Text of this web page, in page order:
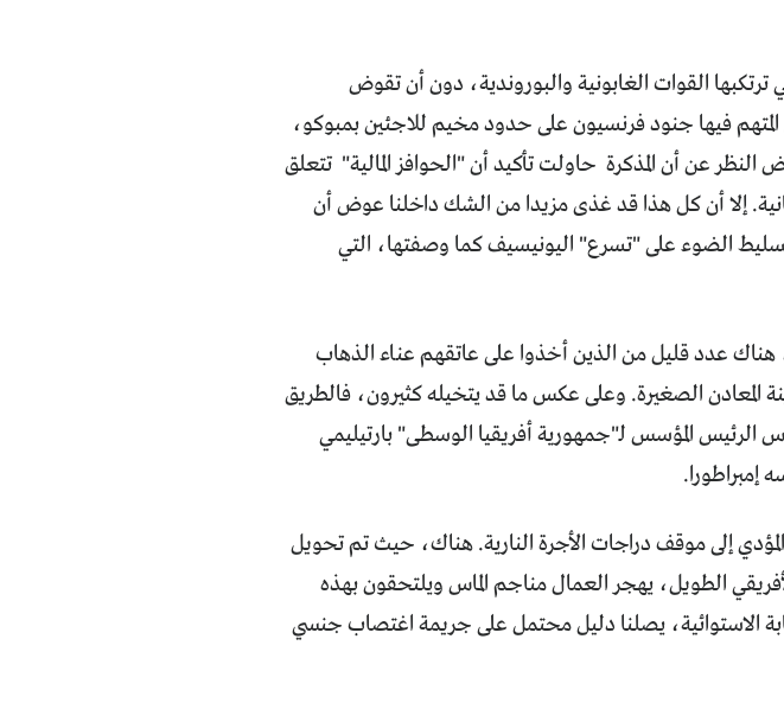
القوات الغابونية والبوروندية، دون أن تقوض
فيها جنود فرنسيون على حدود مخيم للاجئين بمبوكو،
النظر عن أن المذكرة حاولت تأكيد أن "الحوافز المالية" تتعلق
إلا أن كل هذا قد غذى مزيدا من الشك داخلنا عوض أن
الضوء على "تسرع" اليونيسيف كما وصفتها، التي
عدد قليل من الذين أخذوا على عاتقهم عناء الذهاب
عن بانغي، مدينة المعادن الصغيرة. وعلى عكس ما قد يتخيله كثيرون، فالطريق
المؤسس لـ"جمهورية أفريقيا الوسطى" بارتيليمي
إمبراطورا.
المؤدي إلى موقف دراجات الأجرة النارية. هناك، حيث تم تحويل
الطويل، يهجر العمال مناجم الماس ويلتحقون بهذه
الاستوائية، يصلنا دليل محتمل على جريمة اغتصاب جنسي